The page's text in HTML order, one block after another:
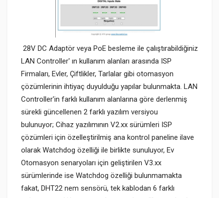
28V DC Adaptör veya PoE besleme ile çalıştırabildiğiniz
LAN Controller' ın kullanım alanları arasında ISP
Firmaları, Evler, Çiftlikler, Tarlalar gibi otomasyon
çözümlerinin ihtiyaç duyulduğu yapılar bulunmakta. LAN
Controller'in farklı kullanım alanlarına göre derlenmiş
sürekli güncellenen 2 farklı yazılım versiyou
bulunuyor; Cihaz yazılımının V2.xx sürümleri ISP
çözümleri için özelleştirilmiş ana kontrol paneline ilave
olarak Watchdog özelliği ile birlikte sunuluyor, Ev
Otomasyon senaryoları için geliştirilen V3.xx
sürümlerinde ise Watchdog özelliği bulunmamakta
fakat, DHT22 nem sensörü, tek kablodan 6 farklı